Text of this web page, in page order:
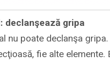
declanşează gripa
nu poate declanşa
fie alte elemente.